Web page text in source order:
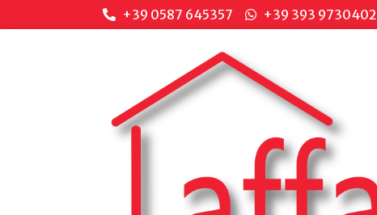
+39 0587 645357 +39 393 9730402